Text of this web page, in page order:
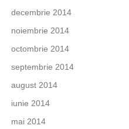
decembrie 2014
noiembrie 2014
octombrie 2014
septembrie 2014
august 2014
iunie 2014
mai 2014